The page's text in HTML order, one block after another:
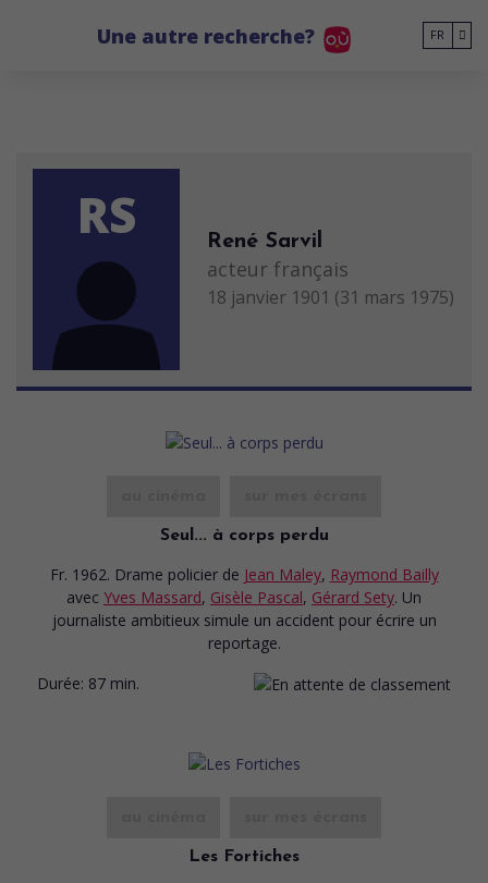
Une autre recherche? FR
RS René Sarvil
acteur français
18 janvier 1901 (31 mars 1975)
Seul... à corps perdu
Fr. 1962. Drame policier de Jean Maley, Raymond Bailly
avec Yves Massard, Gisèle Pascal, Gérard Sety. Un
journaliste ambitieux simule un accident pour écrire un
reportage.
Durée: 87 min.
Les Fortiches